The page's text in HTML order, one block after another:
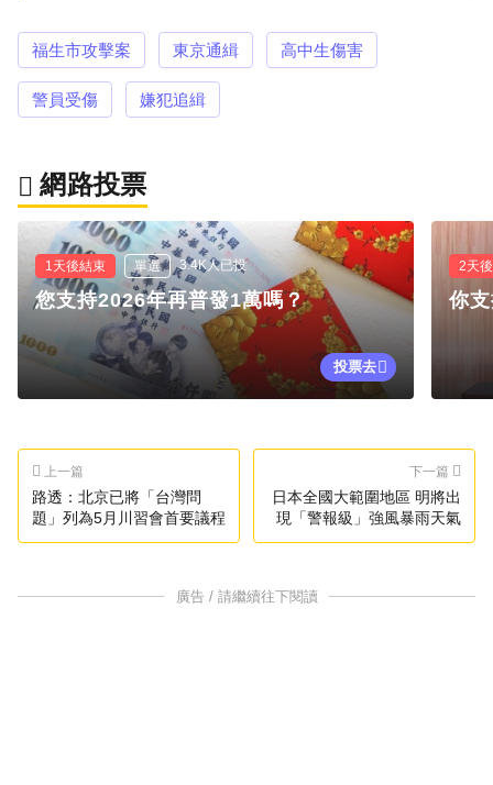
福生市攻擊案 東京通緝 高中生傷害
警員受傷 嫌犯追緝
網路投票
1天後結束 單選 3.4K人已投
您支持2026年再普發1萬嗎？
投票去
2天
你
上一篇
路透：北京已將「台灣問
題」列為5月川習會首要議程
下一篇
日本全國大範圍地區 明將出
現「警報級」強風暴雨天氣
廣告 / 請繼續往下閱讀